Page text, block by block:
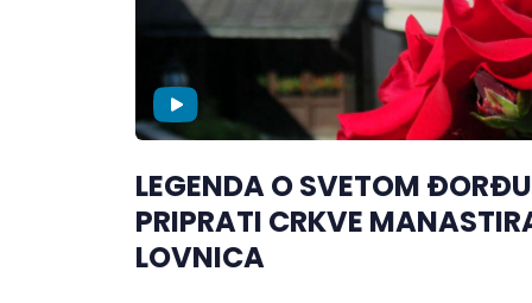
LEGENDA O SVETOM
PRIPRATI CRKVE
LOVNICA